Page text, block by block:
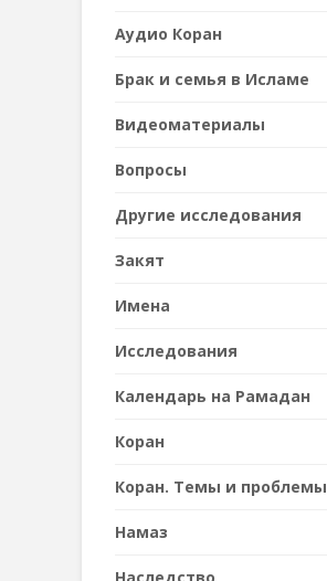
Аудио Коран
Брак и семья в Исламе
Видеоматериалы
Вопросы
Другие исследования
Закят
Имена
Исследования
Календарь на Рамадан
Коран
Коран. Темы и проблемы
Намаз